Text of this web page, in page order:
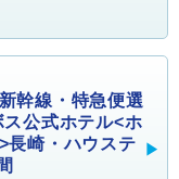
幹線・特急便選
公式ホテル<ホ
長崎・ハウステ